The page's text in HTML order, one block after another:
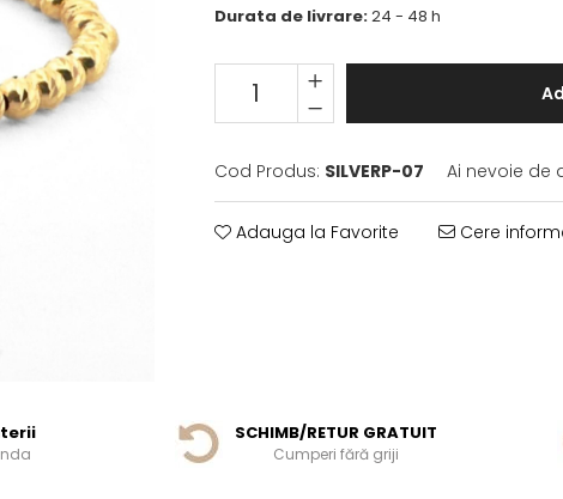
Durata de livrare:24 - 48 h
Cod Produs: SILVERP-07 Ai nevoie de
Adauga la Favorite Cere
SCHIMB/RETUR GRATUIT
Cumperi fără griji